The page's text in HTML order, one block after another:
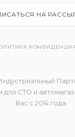
НА
для СТО и
Вас с 2014 года.